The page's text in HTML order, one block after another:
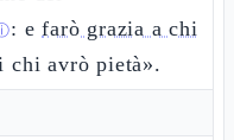
: efarò grazia a chi
chi avrò pietà».